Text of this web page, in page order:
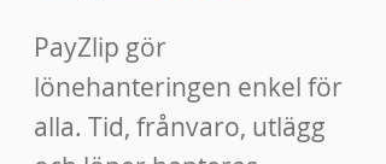
PayZlip gör
lönehanteringen enkel för
alla. Tid, frånvaro, utlägg